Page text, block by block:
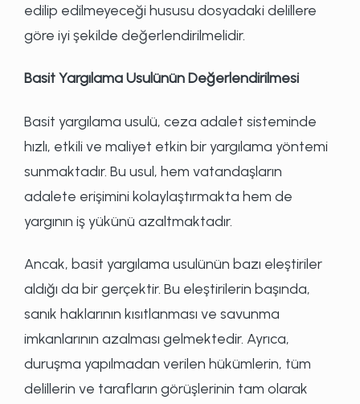
edilip edilmeyeceği hususu dosyadaki delillere
göre iyi şekilde değerlendirilmelidir.
Basit Yargılama Usulünün Değerlendirilmesi
Basit yargılama usulü, ceza adalet sisteminde
hızlı, etkili ve maliyet etkin bir yargılama yöntemi
sunmaktadır. Bu usul, hem vatandaşların
adalete erişimini kolaylaştırmakta hem de
yargının iş yükünü azaltmaktadır.
Ancak, basit yargılama usulünün bazı eleştiriler
aldığı da bir gerçektir. Bu eleştirilerin başında,
sanık haklarının kısıtlanması ve savunma
imkanlarının azalması gelmektedir. Ayrıca,
duruşma yapılmadan verilen hükümlerin, tüm
delillerin ve tarafların görüşlerinin tam olarak